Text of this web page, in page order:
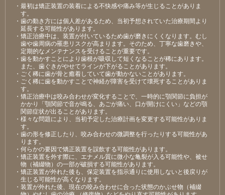
・最初は矯正装置の装着による不快感や痛み等が生じることがありま
す。
・歯の動き方には個人差があるため、当初予想されていた治療期間より
延長する可能性があります。
・矯正治療中は、装置が付いているため歯が磨きにくくなります。むし
歯や歯周病の罹患リスクが高まります。そのため、丁寧な歯磨きや、
定期的なメンテナンスを受けることが重要です。
・歯を動かすことにより歯根が吸収して短くなることが稀にあります。
また、歯ぐきがやせてラインが下がることがあります。
・ごく稀に歯が骨と癒着していて歯が動かないことがあります。
・ごく稀に歯を動かすことで神経が障害を受けて壊死することがありま
す。
・矯正治療中は咬み合わせが変化することで、一時的に顎関節に負担が
かかり「顎関節で音が鳴る、あごが痛い、口が開けにくい」などの顎
関節症状が出ることがあります。
・様々な問題により、当初予定した治療計画を変更する可能性がありま
す。
・歯の形を修正したり、咬み合わせの微調整を行ったりする可能性があ
ります。
・何らかの要因で矯正装置を誤飲する可能性があります。
・矯正装置を外す際に、エナメル質に微小な亀裂が入る可能性や、被せ
物（補綴物）の一部が破損する可能性があります。
・矯正装置が外れた後も、保定装置を指示通りに使用しないと後戻りが
生じる可能性が高くなります。
・装置が外れた後、現在の咬み合わせに合った状態のかぶせ物（補綴